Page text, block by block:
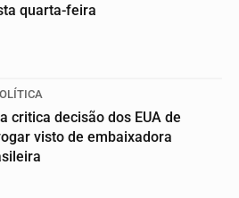
quarta-feira
critica decisão dos EUA de
visto de embaixadora